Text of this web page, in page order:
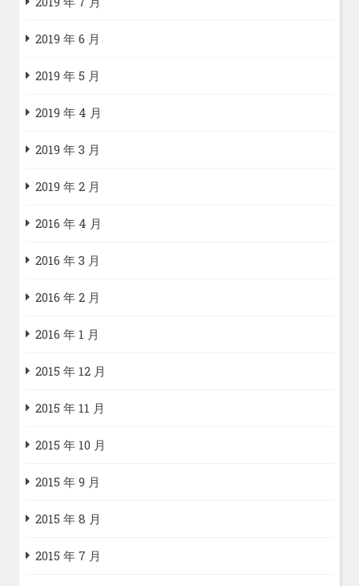
2019 年 6 月
2019 年 5 月
2019 年 4 月
2019 年 3 月
2019 年 2 月
2016 年 4 月
2016 年 3 月
2016 年 2 月
2016 年 1 月
2015 年 12 月
2015 年 11 月
2015 年 10 月
2015 年 9 月
2015 年 8 月
2015 年 7 月